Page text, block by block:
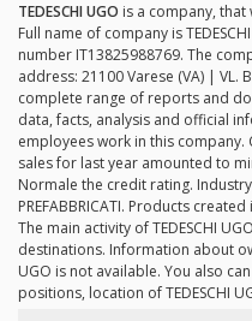
TEDESCHI UGO is a company, that
Full name of company is
number IT13825988769. The
address: 21100 Varese (VA) | VL.
complete range of reports and
data, facts, analysis and official
employees work in this company.
sales for last year amounted to
Normale the credit rating. Industry
PREFABBRICATI. Products
The main activity of TEDESCHI
destinations. Information about
UGO is not available. You also
positions, location of TEDESCHI